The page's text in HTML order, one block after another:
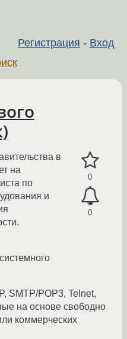
Регистрация - Вход
0
0
в
на
по
и
SMTP/POP3, Telnet,
на основе свободно
коммерческих